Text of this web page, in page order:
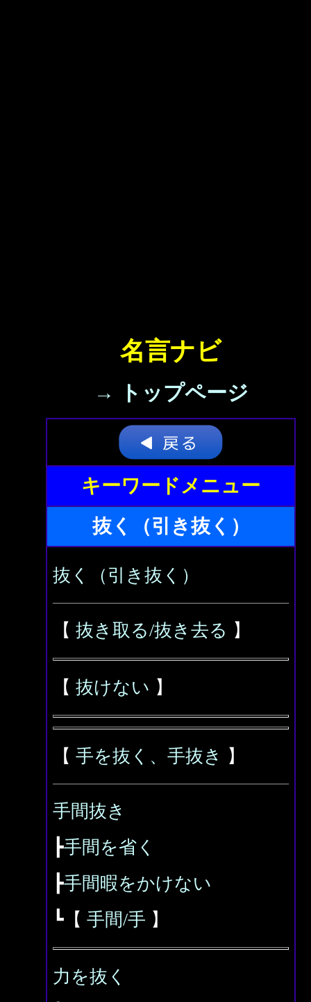
名言ナビ
→ トップページ
キーワードメニュー
抜く（引き抜く）
抜く（引き抜く）
【 抜き取る/抜き去る 】
【 抜けない 】
【 手を抜く、手抜き 】
手間抜き
┣手間を省く
┣手間暇をかけない
┗【 手間/手 】
力を抜く